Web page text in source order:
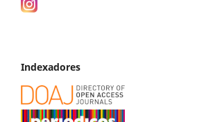
Indexadores